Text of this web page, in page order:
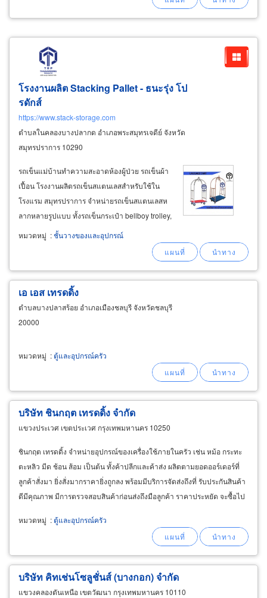
โรงงานผลิต Stacking Pallet - ธนะรุ่ง โป
รดักส์
https://www.stack-storage.com
ตำบลในคลองบางปลากด อำเภอพระสมุทรเจดีย์ จังหวัด
สมุทรปราการ 10290
รถเข็นแม่บ้านทำความสะอาดห้องผู้ป่วย รถเข็นผ้า
เปื้อน โรงงานผลิตรถเข็นสแตนเลสสำหรับใช้ใน
โรงแรม สมุทรปราการ จำหน่ายรถเข็นสแตนเลสห
ลากหลายรูปแบบ ทั้งรถเข็นกระเป๋า bellboy trolley,
รถเข็นแม่บ้านทำความสะอาด housekeeping
trolley, รถเข็นเสริฟอาหาร room service trolley
kitchen
หมวดหมู่ :ชั้นวางของและอุปกรณ์
เอ เอส เทรดดิ้ง
ตำบลบางปลาสร้อย อำเภอเมืองชลบุรี จังหวัดชลบุรี
20000
หมวดหมู่ :ตู้และอุปกรณ์ครัว
บริษัท ชินกฤต เทรดดิ้ง จำกัด
แขวงประเวศ เขตประเวศ กรุงเทพมหานคร 10250
ชินกฤต เทรดดิ้ง จำหน่ายอุปกรณ์ของเครื่องใช้ภายในครัว เช่น หม้อ กระทะ
ตะหลิว มีด ช้อน ส้อม เป็นต้น ทั้งค้าปลีกและค้าส่ง ผลิตตามยอดออร์เดอร์ที่
ลูกค้าสั่งมา ยิ่งสั่งมากราคายิ่งถูกลง พร้อมมีบริการจัดส่งถึงที่ รับประกันสินค้า
ดีมีคุณภาพ มีการตรวจสอบสินค้าก่อนส่งถึงมือลูกค้า ราคาประหยัด จะซื้อไป
หมวดหมู่ :ตู้และอุปกรณ์ครัว
บริษัท คิทเช่นโซลูชั่นส์ (บางกอก) จำกัด
แขวงคลองตันเหนือ เขตวัฒนา กรุงเทพมหานคร 10110